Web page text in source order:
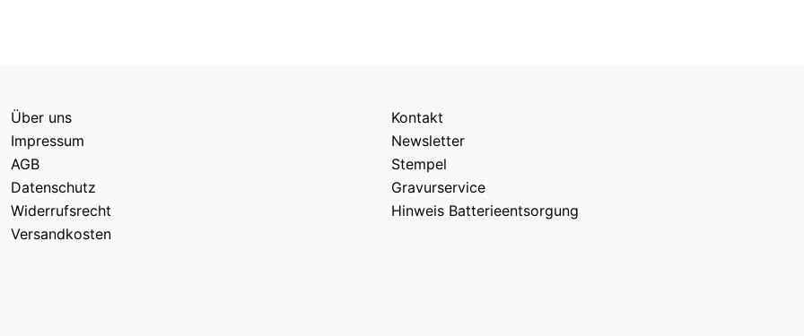
Über uns
Impressum
AGB
Datenschutz
Widerrufsrecht
Versandkosten
Kontakt
Newsletter
Stempel
Gravurservice
Hinweis Batterieentsorgung